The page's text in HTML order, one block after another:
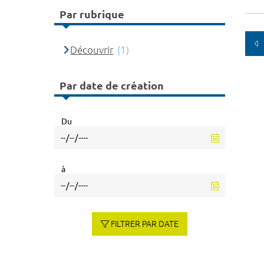
Par rubrique
Découvrir (1)
Par date de création
Du
à
FILTRER PAR DATE